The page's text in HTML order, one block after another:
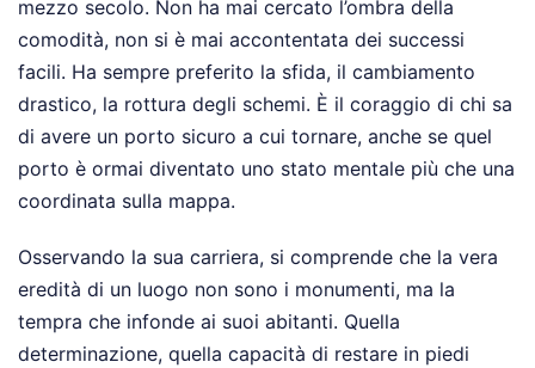
mezzo secolo. Non ha mai cercato l’ombra della
comodità, non si è mai accontentata dei successi
facili. Ha sempre preferito la sfida, il cambiamento
drastico, la rottura degli schemi. È il coraggio di chi sa
di avere un porto sicuro a cui tornare, anche se quel
porto è ormai diventato uno stato mentale più che una
coordinata sulla mappa.
Osservando la sua carriera, si comprende che la vera
eredità di un luogo non sono i monumenti, ma la
tempra che infonde ai suoi abitanti. Quella
determinazione, quella capacità di restare in piedi